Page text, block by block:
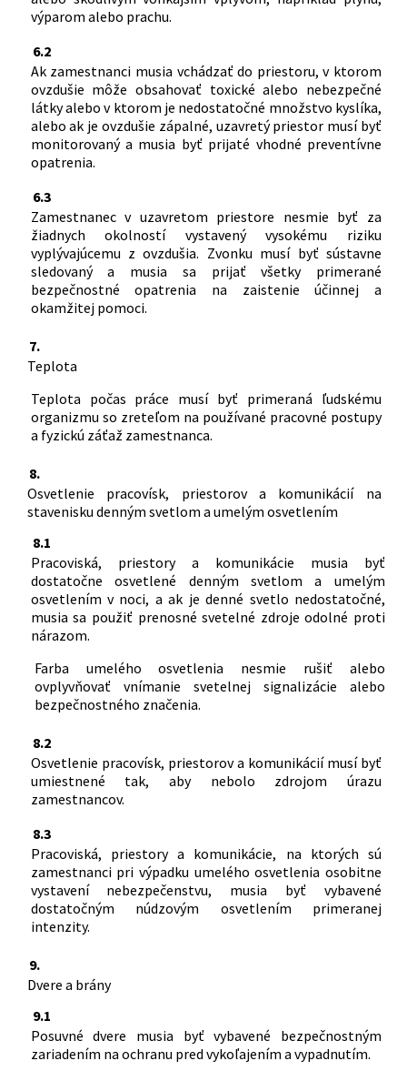
výparom alebo prachu.
6.2
Ak zamestnanci musia vchádzať do priestoru, v ktorom
ovzdušie môže obsahovať toxické alebo nebezpečné
látky alebo v ktorom je nedostatočné množstvo kyslíka,
alebo ak je ovzdušie zápalné, uzavretý priestor musí byť
monitorovaný a musia byť prijaté vhodné preventívne
opatrenia.
6.3
Zamestnanec v uzavretom priestore nesmie byť za
žiadnych okolností vystavený vysokému riziku
vyplývajúcemu z ovzdušia. Zvonku musí byť sústavne
sledovaný a musia sa prijať všetky primerané
bezpečnostné opatrenia na zaistenie účinnej a
okamžitej pomoci.
7.
Teplota
Teplota počas práce musí byť primeraná ľudskému
organizmu so zreteľom na používané pracovné postupy
a fyzickú záťaž zamestnanca.
8.
Osvetlenie pracovísk, priestorov a komunikácií na
stavenisku denným svetlom a umelým osvetlením
8.1
Pracoviská, priestory a komunikácie musia byť
dostatočne osvetlené denným svetlom a umelým
osvetlením v noci, a ak je denné svetlo nedostatočné,
musia sa použiť prenosné svetelné zdroje odolné proti
nárazom.
Farba umelého osvetlenia nesmie rušiť alebo
ovplyvňovať vnímanie svetelnej signalizácie alebo
bezpečnostného značenia.
8.2
Osvetlenie pracovísk, priestorov a komunikácií musí byť
umiestnené tak, aby nebolo zdrojom úrazu
zamestnancov.
8.3
Pracoviská, priestory a komunikácie, na ktorých sú
zamestnanci pri výpadku umelého osvetlenia osobitne
vystavení nebezpečenstvu, musia byť vybavené
dostatočným núdzovým osvetlením primeranej
intenzity.
9.
Dvere a brány
9.1
Posuvné dvere musia byť vybavené bezpečnostným
zariadením na ochranu pred vykoľajením a vypadnutím.